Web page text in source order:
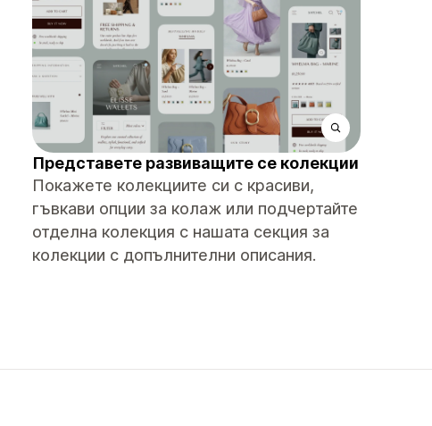
Представете развиващите се колекции
Покажете колекциите си с красиви,
гъвкави опции за колаж или подчертайте
отделна колекция с нашата секция за
колекции с допълнителни описания.